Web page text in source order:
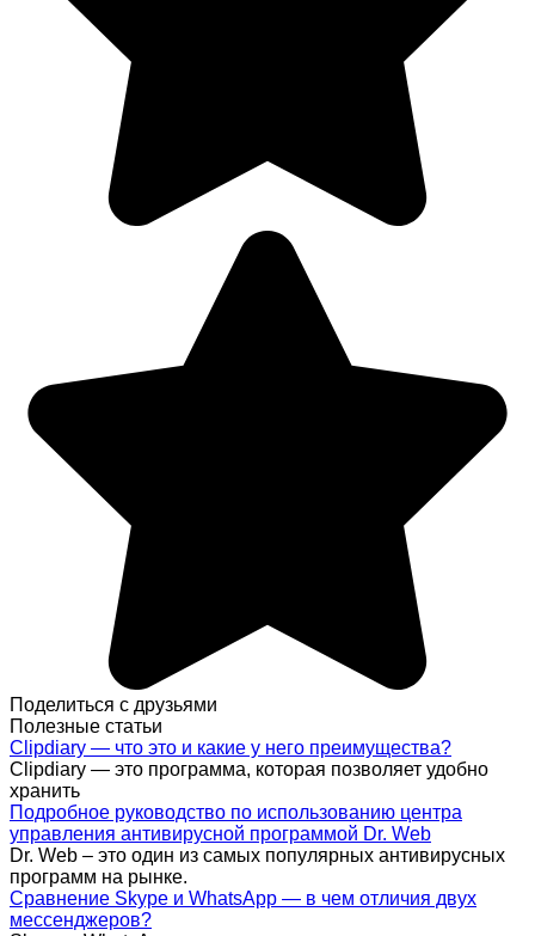
Поделиться с друзьями
Полезные статьи
Clipdiary — что это и какие у него преимущества?
Clipdiary — это программа, которая позволяет удобно
хранить
Подробное руководство по использованию центра
управления антивирусной программой Dr. Web
Dr. Web – это один из самых популярных антивирусных
программ на рынке.
Сравнение Skype и WhatsApp — в чем отличия двух
мессенджеров?